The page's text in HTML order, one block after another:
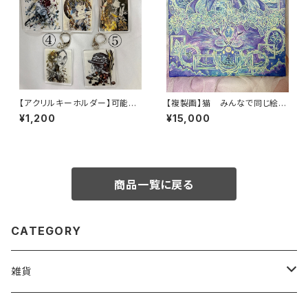
【アクリルキーホルダー】可能性
を広げる お花 ひと
¥1,200
【複製画】猫 みんなで同じ絵を
飾ろうプロジェクト シリアルナ
ンバー入り F3サイズ
¥15,000
商品一覧に戻る
CATEGORY
雑貨